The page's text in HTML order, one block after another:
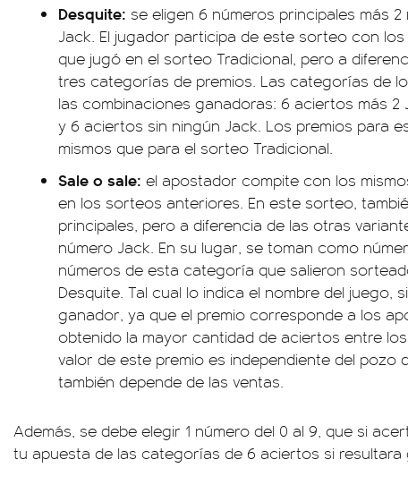
Desquite: se eligen 6 números principales más
Jack. El jugador participa de este sorteo con
que jugó en el sorteo Tradicional, pero a
tres categorías de premios. Las categorías de
las combinaciones ganadoras: 6 aciertos más 2
y 6 aciertos sin ningún Jack. Los premios para
mismos que para el sorteo Tradicional.
Sale o sale: el apostador compite con los
en los sorteos anteriores. En este sorteo,
principales, pero a diferencia de las otras
número Jack. En su lugar, se toman como
números de esta categoría que salieron
Desquite. Tal cual lo indica el nombre del juego,
ganador, ya que el premio corresponde a los
obtenido la mayor cantidad de aciertos entre
valor de este premio es independiente del
también depende de las ventas.
Además, se debe elegir 1 número del 0 al 9, que si
tu apuesta de las categorías de 6 aciertos si resultara